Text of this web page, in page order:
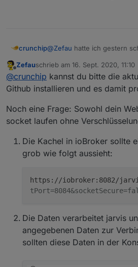
crunchip@Zefau hatte ich gestern
FF, ist nix verschwunden.
Auch hatte ich es mit dem
nur der Ladekreis
Zefauschrieb am 16. Sept. 2020, 11:10
zuletzt editiert von
@crunchip kannst du bitte die
Github installieren und es damit
Noch eine Frage: Sowohl dein
socket laufen ohne
Die Kachel in ioBroker sollte
grob wie folgt aussieht:
https://iobroker:8082/
Die Daten verarbeitet jarvis
angegebenen Daten zur
sollten diese Daten in der